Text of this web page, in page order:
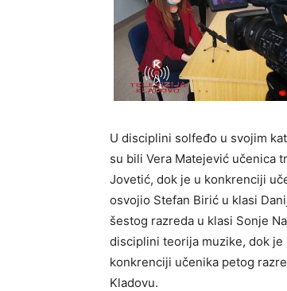
U disciplini solfeđo u svojim
su bili Vera Matejević učenica
Jovetić, dok je u konkrenciji
osvojio Stefan Birić u klasi
šestog razreda u klasi Sonje
disciplini teorija muzike, dok
konkrenciji učenika petog
Kladovu.